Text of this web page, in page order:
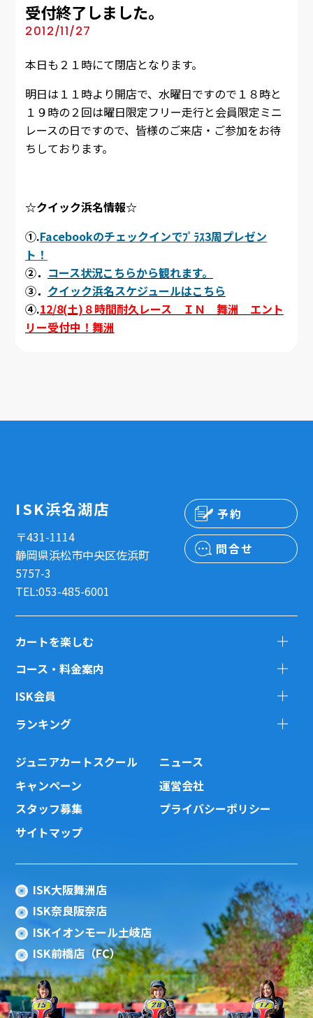
受付終了しました。
2012/11/27
本日も２１時にて閉店となります。
明日は１１時より開店で、水曜日ですので１８時と
１９時の２回は曜日限定フリー走行と会員限定ミニ
レースの日ですので、皆様のご来店・ご参加をお待
ちしております。
☆クイック浜名情報☆
①.Facebookのチェックインでﾌﾟﾗｽ3周プレゼン
ト！
②． コース状況こちらから観れます。
③． クイック浜名スケジュールはこちら
④.12/8(土)８時間耐久レース ＩＮ 舞洲 エント
リー受付中！舞洲
ISK浜名湖店
〒431-1114
静岡県浜松市中央区佐浜町
5757-3
TEL:053-485-6001
予約
問合せ
カートを楽しむ
コース・料金案内
ISK会員
ランキング
ジュニアカートスクール
ニュース
キャンペーン
運営会社
スタッフ募集
プライバシーポリシー
サイトマップ
ISK大阪舞洲店
ISK奈良阪奈店
ISKイオンモール土岐店
ISK前橋店（FC）